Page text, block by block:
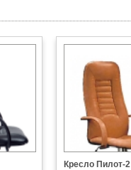
Кресло Пилот-2